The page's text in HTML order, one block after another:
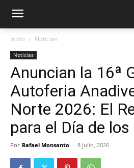
Inicio Noticias
Noticias
Anuncian la 16ª
Autoferia
Norte 2026: El
para el Día de
Por Rafael Monsanto - 8 julio, 2026